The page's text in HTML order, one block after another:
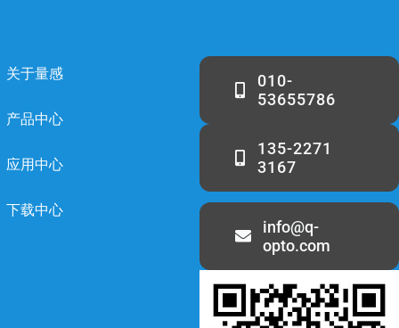
关于量感
产品中心
应用中心
下载中心
010-
53655786
135-2271
3167
info@q-
opto.com